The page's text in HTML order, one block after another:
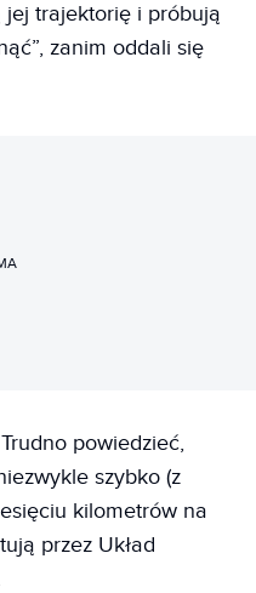
jej trajektorię i próbują
zanim oddali się
powiedzieć,
szybko (z
kilometrów na
przez Układ